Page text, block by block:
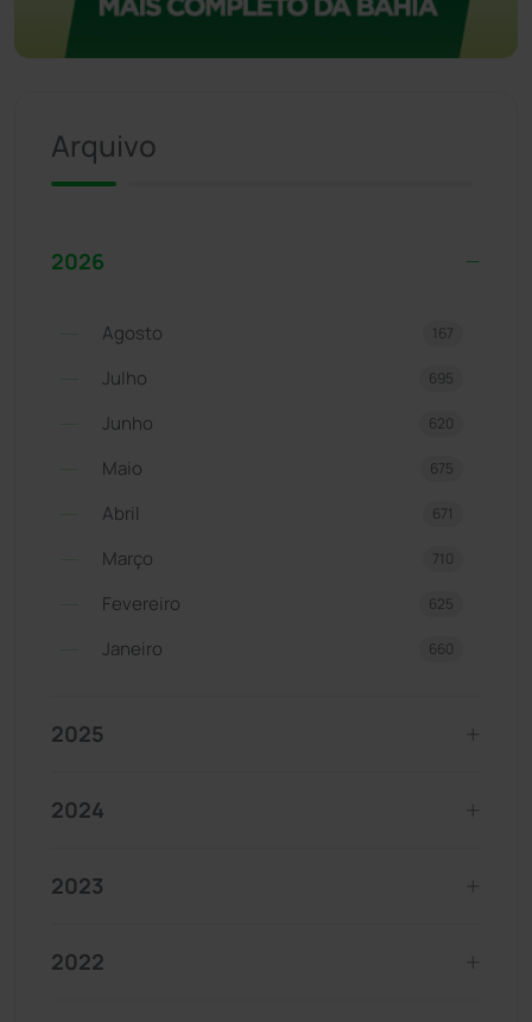
Arquivo
2026
Agosto 167
Julho 695
Junho 620
Maio 675
Abril 671
Março 710
Fevereiro 625
Janeiro 660
2025
2024
2023
2022